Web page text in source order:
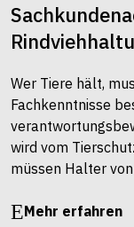
Wer Tiere hält,
Fachkenntnisse
wird vom
müssen Halter von
Mehr erfahren